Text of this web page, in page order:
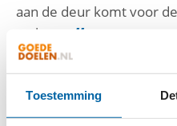
Toestemming
aan de deur komt voor
op het
collecterooster
ZELF